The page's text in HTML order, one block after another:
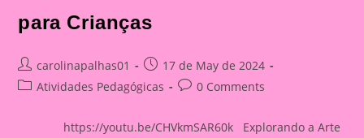
para Crianças
Post
author:
carolinapalhas01
Post
published:
17 de May de 2024
PostAtividades Pedagógicas
Post0 Comments
https://youtu.be/CHVkmSAR60k Explorando a Arte